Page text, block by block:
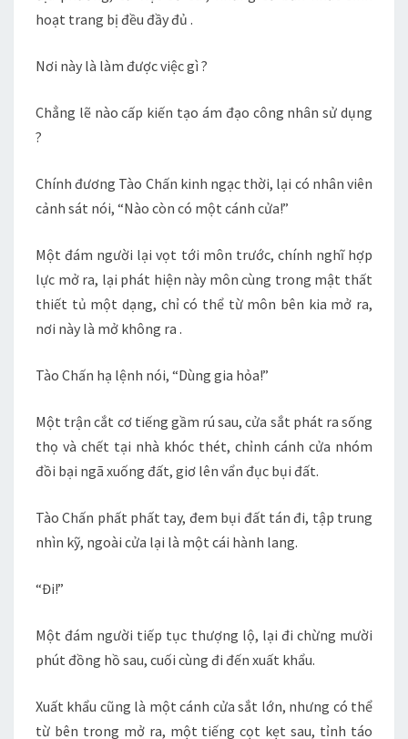
hoạt trang bị đều đầy đủ .
Nơi này là làm được việc gì ?
Chẳng lẽ nào cấp kiến tạo ám đạo công nhân sử dụng
?
Chính đương Tào Chấn kinh ngạc thời, lại có nhân viên
cảnh sát nói, “Nào còn có một cánh cửa!”
Một đám người lại vọt tới môn trước, chính nghĩ hợp
lực mở ra, lại phát hiện này môn cùng trong mật thất
thiết tủ một dạng, chỉ có thể từ môn bên kia mở ra,
nơi này là mở không ra .
Tào Chấn hạ lệnh nói, “Dùng gia hỏa!”
Một trận cắt cơ tiếng gầm rú sau, cửa sắt phát ra sống
thọ và chết tại nhà khóc thét, chỉnh cánh cửa nhóm
đồi bại ngã xuống đất, giơ lên vẩn đục bụi đất.
Tào Chấn phất phất tay, đem bụi đất tán đi, tập trung
nhìn kỹ, ngoài cửa lại là một cái hành lang.
“Đi!”
Một đám người tiếp tục thượng lộ, lại đi chừng mười
phút đồng hồ sau, cuối cùng đi đến xuất khẩu.
Xuất khẩu cũng là một cánh cửa sắt lớn, nhưng có thể
từ bên trong mở ra, một tiếng cọt kẹt sau, tỉnh táo